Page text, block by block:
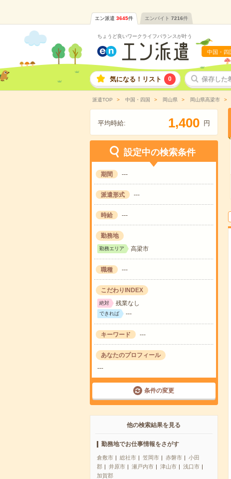
エン派遣 3645件 エンバイト 7216件
ちょうど良いワークライフバランスが叶う
中国・四
気になる！リスト 0 保存した
派遣TOP 中国・四国 岡山県 岡山県高梁市
平均時給: 1,400 円
設定中の検索条件
期間 ---
派遣形式 ---
時給 ---
勤務地
勤務エリア 高梁市
職種 ---
こだわりINDEX
絶対 残業なし
できれば ---
キーワード ---
あなたのプロフィール
---
条件の変更
他の検索結果を見る
勤務地でお仕事情報をさがす
倉敷市 総社市 笠岡市 赤磐市
小田
郡
井原市 瀬戸内市 津山市
浅口市
加賀郡